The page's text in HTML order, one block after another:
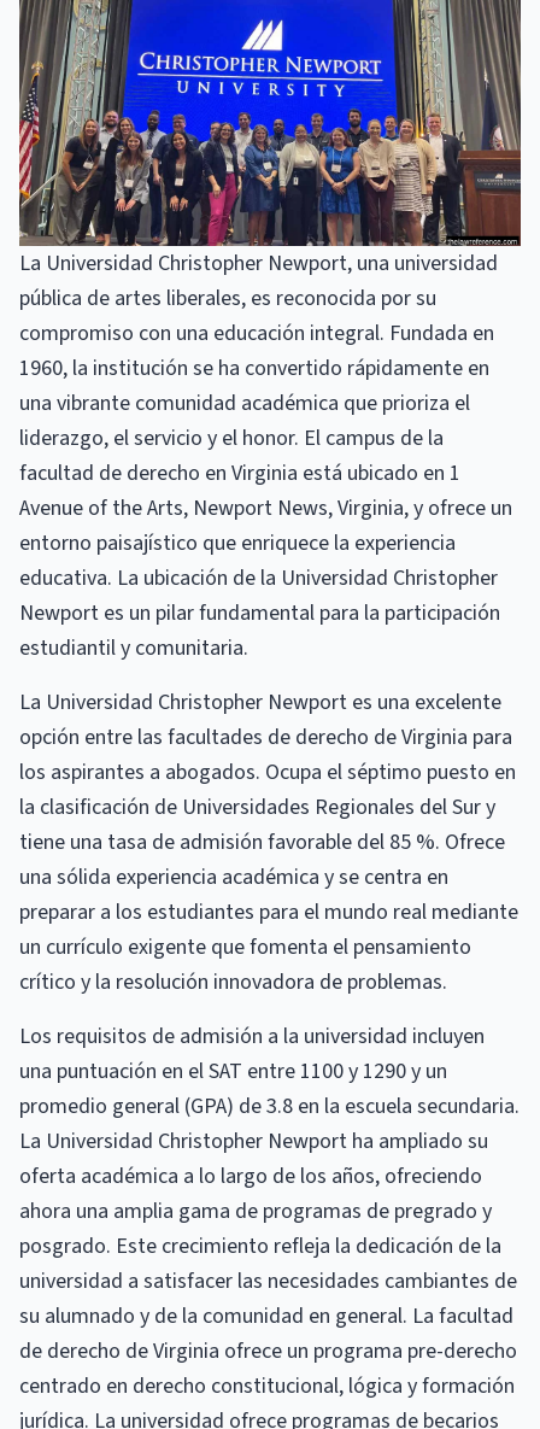
La Universidad Christopher Newport, una universidad
pública de artes liberales, es reconocida por su
compromiso con una educación integral. Fundada en
1960, la institución se ha convertido rápidamente en
una vibrante comunidad académica que prioriza el
liderazgo, el servicio y el honor. El campus de la
facultad de derecho en Virginia está ubicado en 1
Avenue of the Arts, Newport News, Virginia, y ofrece un
entorno paisajístico que enriquece la experiencia
educativa. La ubicación de la Universidad Christopher
Newport es un pilar fundamental para la participación
estudiantil y comunitaria.
La Universidad Christopher Newport es una excelente
opción entre las facultades de derecho de Virginia para
los aspirantes a abogados. Ocupa el séptimo puesto en
la clasificación de Universidades Regionales del Sur y
tiene una tasa de admisión favorable del 85 %. Ofrece
una sólida experiencia académica y se centra en
preparar a los estudiantes para el mundo real mediante
un currículo exigente que fomenta el pensamiento
crítico y la resolución innovadora de problemas.
Los requisitos de admisión a la universidad incluyen
una puntuación en el SAT entre 1100 y 1290 y un
promedio general (GPA) de 3.8 en la escuela secundaria.
La Universidad Christopher Newport ha ampliado su
oferta académica a lo largo de los años, ofreciendo
ahora una amplia gama de programas de pregrado y
posgrado. Este crecimiento refleja la dedicación de la
universidad a satisfacer las necesidades cambiantes de
su alumnado y de la comunidad en general. La facultad
de derecho de Virginia ofrece un programa pre-derecho
centrado en derecho constitucional, lógica y formación
jurídica. La universidad ofrece programas de becarios